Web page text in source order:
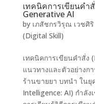
เทคนิคการเขียนคำ
Generative AI
by เภสัชกรวิรุณ เวชศิริ
(Digital Skill)
เทคนิคการเขียนคำสั่ง
แนวทางและตัวอย่างก
ร้านขายยา บทนำ ใน
Intelligence: AI) กำลั